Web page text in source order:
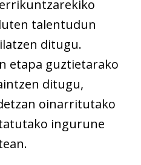
talentudun
ditugu.
etapa guztietarako
ditugu,
oinarritutako
ingurune